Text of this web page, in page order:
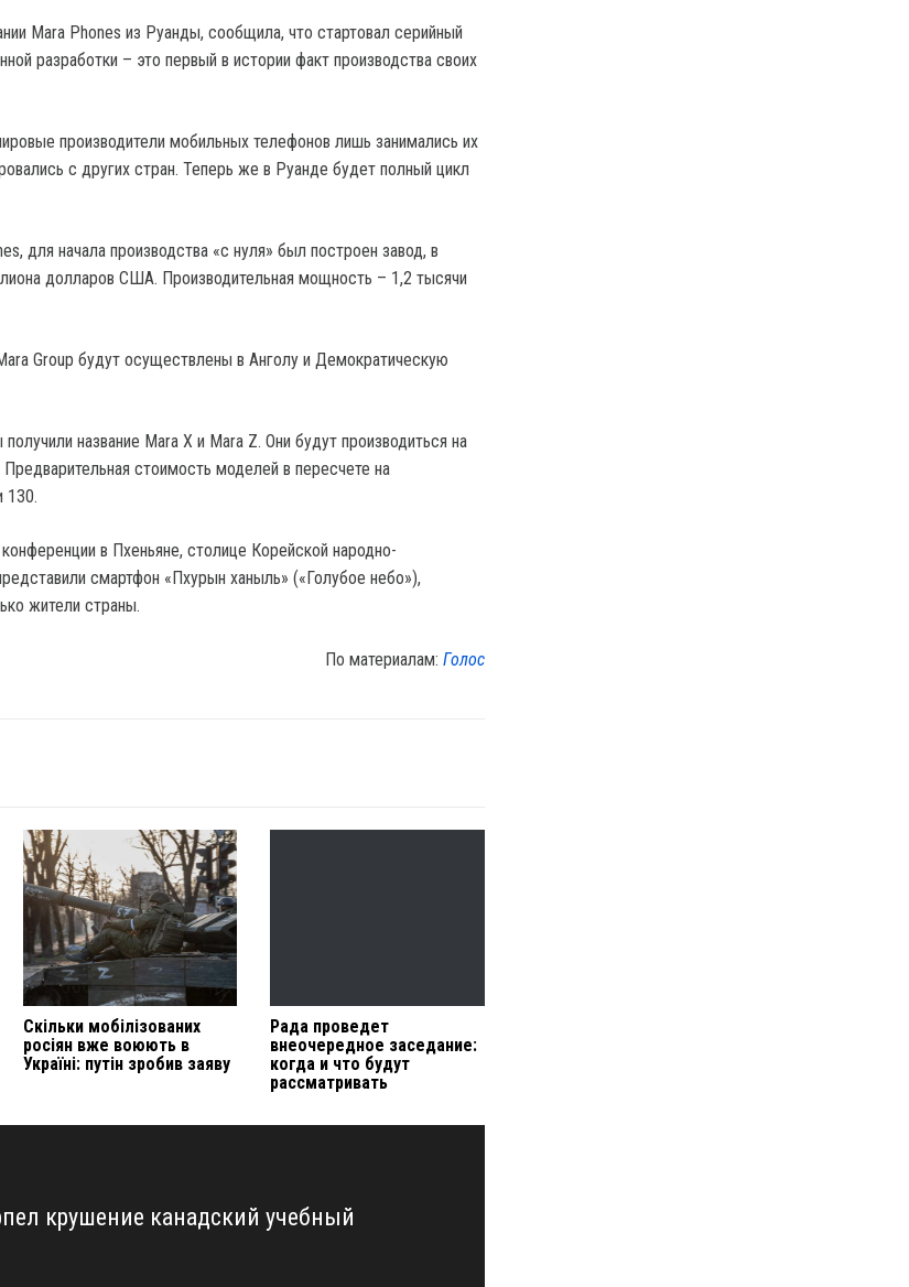
Mara Phones из Руанды, сообщила, что стартовал серийный
разработки – это первый в истории факт производства своих
производители мобильных телефонов лишь занимались их
с других стран. Теперь же в Руанде будет полный цикл
для начала производства «с нуля» был построен завод, в
долларов США. Производительная мощность – 1,2 тысячи
Group будут осуществлены в Анголу и Демократическую
название Mara X и Mara Z. Они будут производиться на
стоимость моделей в пересчете на
130.
в Пхеньяне, столице Корейской народно-
смартфон «Пхурын ханыль» («Голубое небо»),
жители страны.
По материалам:Голос
Скільки мобілізованих
росіян вже воюють в
Україні: путін зробив заяву
Рада проведет
внеочередное заседание:
когда и что будут
рассматривать
крушение канадский учебный